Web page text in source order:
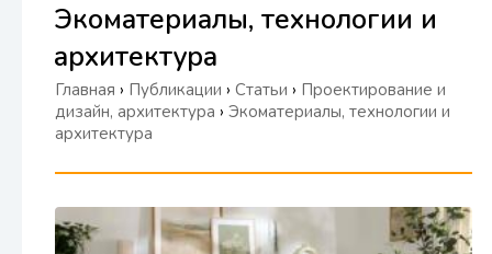
Экоматериалы, технологии и
архитектура
Главная › Публикации › Статьи › Проектирование и
дизайн, архитектура › Экоматериалы, технологии и
архитектура